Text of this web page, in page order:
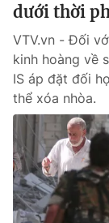
dưới thời
VTV.vn - Đối
kinh hoàng về
IS áp đặt đối
thể xóa nhòa.